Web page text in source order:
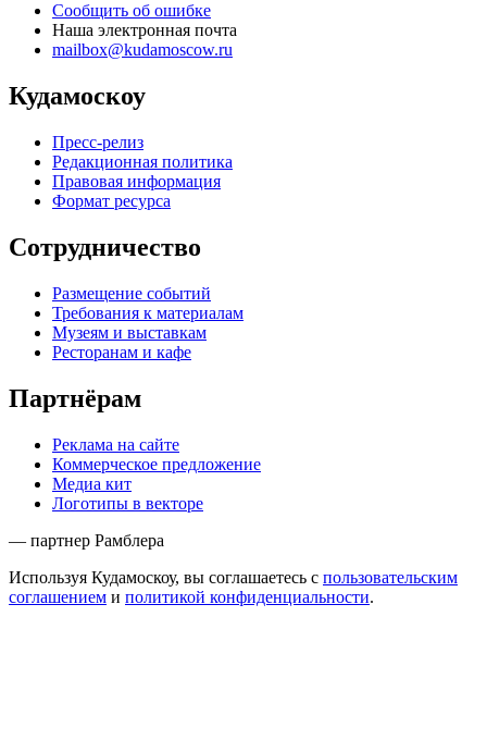
Сообщить об ошибке
Наша электронная почта
mailbox@kudamoscow.ru
Кудамоскоу
Пресс-релиз
Редакционная политика
Правовая информация
Формат ресурса
Сотрудничество
Размещение событий
Требования к материалам
Музеям и выставкам
Ресторанам и кафе
Партнёрам
Реклама на сайте
Коммерческое предложение
Медиа кит
Логотипы в векторе
— партнер Рамблера
Используя Кудамоскоу, вы соглашаетесь с пользовательским
соглашением и политикой конфиденциальности.